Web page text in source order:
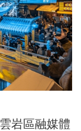
岩區融媒體